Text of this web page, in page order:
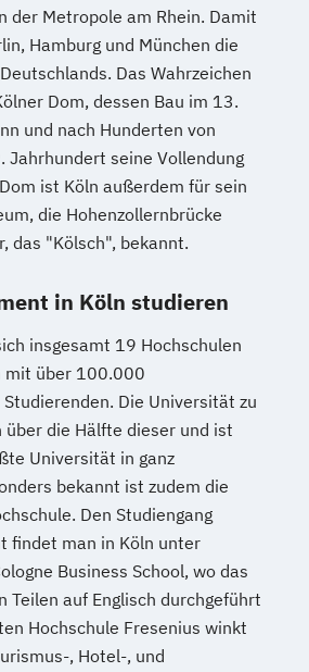
der Metropole am Rhein. Damit
Hamburg und München die
Das Wahrzeichen
Dom, dessen Bau im 13.
und nach Hunderten von
Jahrhundert seine Vollendung
ist Köln außerdem für sein
die Hohenzollernbrücke
das "Kölsch", bekannt.
in Köln studieren
insgesamt 19 Hochschulen
mit über 100.000
Die Universität zu
die Hälfte dieser und ist
Universität in ganz
bekannt ist zudem die
Den Studiengang
findet man in Köln unter
Business School, wo das
Teilen auf Englisch durchgeführt
Hochschule Fresenius winkt
, Hotel-, und